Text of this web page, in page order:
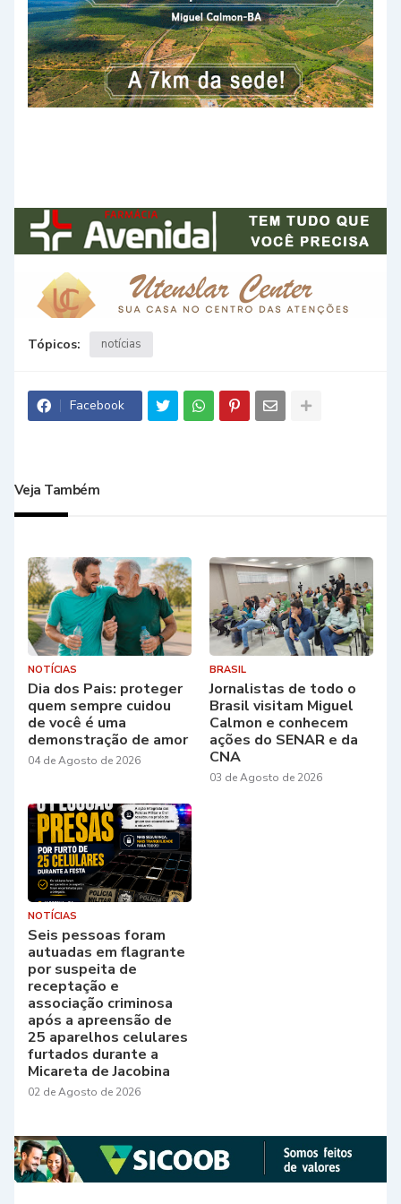
Tópicos: notícias
Facebook
Veja Também
NOTÍCIAS
Dia dos Pais: proteger
quem sempre cuidou
de você é uma
demonstração de amor
04 de Agosto de 2026
BRASIL
Jornalistas de todo o
Brasil visitam Miguel
Calmon e conhecem
ações do SENAR e da
CNA
03 de Agosto de 2026
NOTÍCIAS
Seis pessoas foram
autuadas em flagrante
por suspeita de
receptação e
associação criminosa
após a apreensão de
25 aparelhos celulares
furtados durante a
Micareta de Jacobina
02 de Agosto de 2026